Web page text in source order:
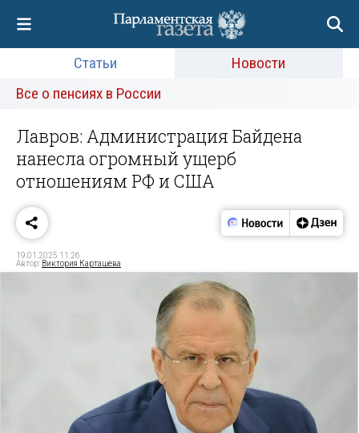
Статьи
Новости
Все о пенсиях в России
Лавров: Администрация Байдена
нанесла огромный ущерб
отношениям РФ и США
19.01.2025 11:26
Автор: Виктория Карташева